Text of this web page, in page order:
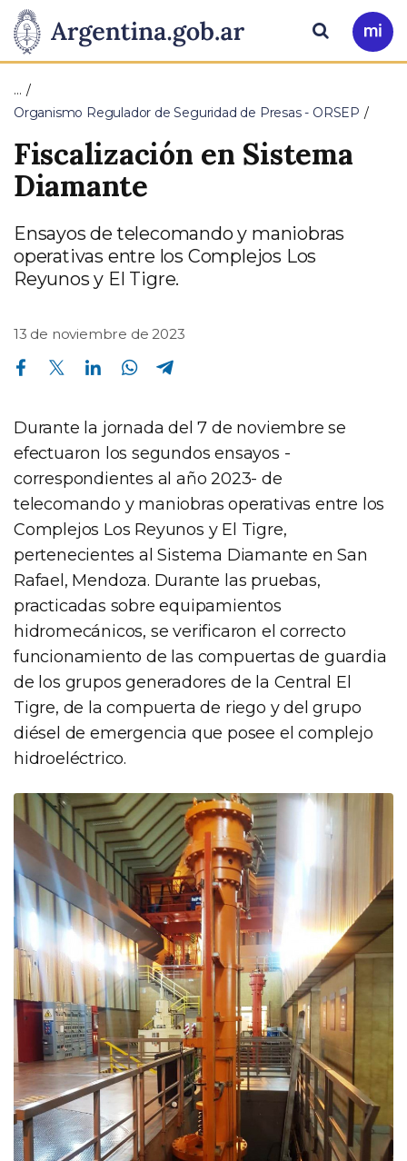
Presidencia
de
la
Nación
Pasar al contenido principal
Ir
a
Buscar
…
Organismo Regulador de Seguridad de Presas - ORSEP
Fiscalización en Sistema
Diamante
Ensayos de telecomando y maniobras
operativas entre los Complejos Los
Reyunos y El Tigre.
13 de noviembre de 2023
Compartir en Facebook Compartir en Twitter Compartir en Linkedin Compartir en Whatsapp
Durante la jornada del 7 de noviembre se
efectuaron los segundos ensayos -
correspondientes al año 2023- de
telecomando y maniobras operativas entre los
Complejos Los Reyunos y El Tigre,
pertenecientes al Sistema Diamante en San
Rafael, Mendoza. Durante las pruebas,
practicadas sobre equipamientos
hidromecánicos, se verificaron el correcto
funcionamiento de las compuertas de guardia
de los grupos generadores de la Central El
Tigre, de la compuerta de riego y del grupo
diésel de emergencia que posee el complejo
hidroeléctrico.